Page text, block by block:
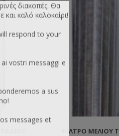
ΦΊΛΤΡΟ ΜΕΛΙΟΎ
διακοπές. Θα
και καλό καλοκαίρι!
respond to your
vostri messaggi e
a sus
messages et